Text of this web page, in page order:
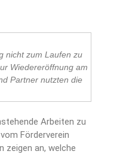
nicht zum Laufen zu
Wiedereröffnung am
Partner nutzten die
Arbeiten zu
Förderverein
zeigen an, welche